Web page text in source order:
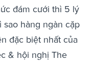
đám cưới thì 5 lý
hàng ngàn cặp
đặc biệt nhất của
& hội nghị The